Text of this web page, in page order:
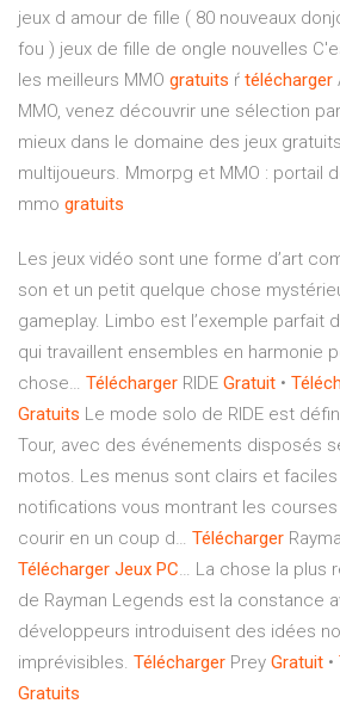
jeux d amour de fille ( 80 nouveaux
fou ) jeux de fille de ongle nouvelles
les meilleurs MMO gratuits ŕ télécharger
MMO, venez découvrir une sélection
mieux dans le domaine des jeux
multijoueurs. Mmorpg et MMO : portail
mmo gratuits
Les jeux vidéo sont une forme d’art
son et un petit quelque chose
gameplay. Limbo est l’exemple parfait
qui travaillent ensembles en harmonie
chose… Télécharger RIDE Gratuit •
Gratuits Le mode solo de RIDE est
Tour, avec des événements disposés
motos. Les menus sont clairs et faciles
notifications vous montrant les
courir en un coup d… Télécharger
Télécharger Jeux PC… La chose la plus
de Rayman Legends est la constance
développeurs introduisent des idées
imprévisibles. Télécharger Prey Gratuit •
Gratuits